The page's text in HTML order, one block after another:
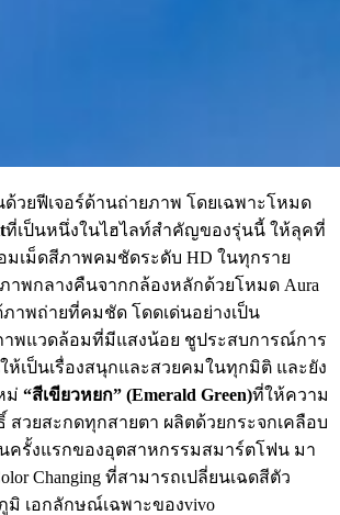
ด้วยฟีเจอร์ด้านถ่ายภาพ โดยเฉพาะโหมด
ที่เป็นหนึ่งในไฮไลท์สำคัญของรุ่นนี้ ให้ลุคที่
มเม็ดสีภาพคมชัดระดับ HD ในทุกราย
าพกลางคืนจากกล้องหลักด้วยโหมด Aura
ภาพถ่ายที่คมชัด โดดเด่นอย่างเป็น
พแวดล้อมที่มีแสงน้อย ชูประสบการณ์การ
เป็นเรื่องสนุกและสวยคมในทุกมิติ และยัง
ม่ “สีเขียวหยก” (Emerald Green)ที่ให้ความ
สวยสะกดทุกสายตา ผลิตด้วยกระจกเคลือบ
ครั้งแรกของอุตสาหกรรมสมาร์ตโฟน มา
Changing ที่สามารถเปลี่ยนเฉดสีตัว
มิ เอกลักษณ์เฉพาะของvivo